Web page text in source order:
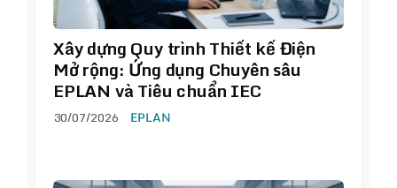
Xây dựng Quy trình Thiết kế Điện
Mở rộng: Ứng dụng Chuyên sâu
EPLAN và Tiêu chuẩn IEC
30/07/2026 EPLAN